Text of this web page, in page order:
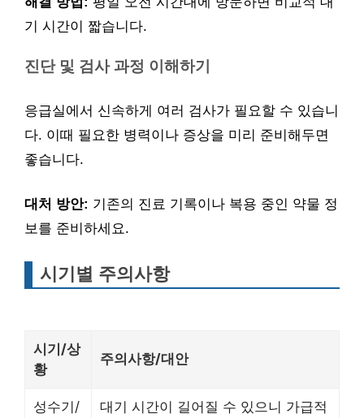
기 시간이 짧습니다.
진단 및 검사 과정 이해하기
응급실에서 신속하게 여러 검사가 필요할 수 있습니
다. 이때 필요한 병력이나 증상을 미리 준비해두면
좋습니다.
대처 방안: 기존의 진료 기록이나 복용 중인 약물 정
보를 준비하세요.
시기별 주의사항
시기/상
황
주의사항/대안
성수기/
대기 시간이 길어질 수 있으니 가급적